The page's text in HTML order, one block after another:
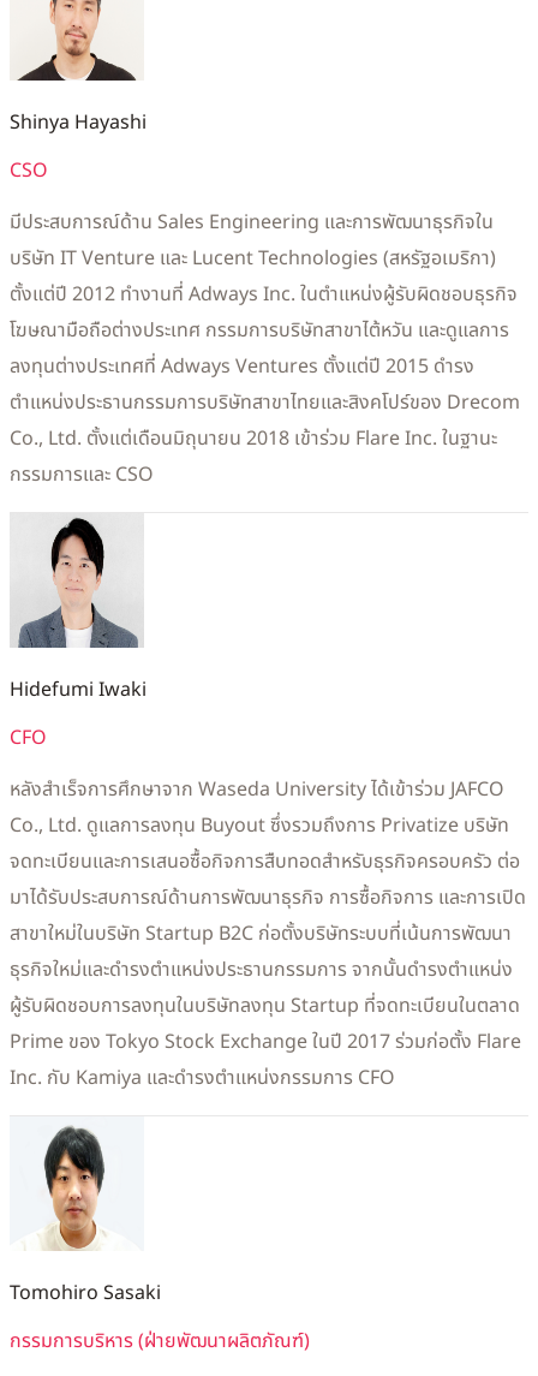
Shinya Hayashi
CSO
มีประสบการณ์ด้าน Sales Engineering และการพัฒนาธุรกิจใน
บริษัท IT Venture และ Lucent Technologies (สหรัฐอเมริกา)
ตั้งแต่ปี 2012 ทำงานที่ Adways Inc. ในตำแหน่งผู้รับผิดชอบธุรกิจ
โฆษณามือถือต่างประเทศ กรรมการบริษัทสาขาไต้หวัน และดูแลการ
ลงทุนต่างประเทศที่ Adways Ventures ตั้งแต่ปี 2015 ดำรง
ตำแหน่งประธานกรรมการบริษัทสาขาไทยและสิงคโปร์ของ Drecom
Co., Ltd. ตั้งแต่เดือนมิถุนายน 2018 เข้าร่วม Flare Inc. ในฐานะ
กรรมการและ CSO
Hidefumi Iwaki
CFO
หลังสำเร็จการศึกษาจาก Waseda University ได้เข้าร่วม JAFCO
Co., Ltd. ดูแลการลงทุน Buyout ซึ่งรวมถึงการ Privatize บริษัท
จดทะเบียนและการเสนอซื้อกิจการสืบทอดสำหรับธุรกิจครอบครัว ต่อ
มาได้รับประสบการณ์ด้านการพัฒนาธุรกิจ การซื้อกิจการ และการเปิด
สาขาใหม่ในบริษัท Startup B2C ก่อตั้งบริษัทระบบที่เน้นการพัฒนา
ธุรกิจใหม่และดำรงตำแหน่งประธานกรรมการ จากนั้นดำรงตำแหน่ง
ผู้รับผิดชอบการลงทุนในบริษัทลงทุน Startup ที่จดทะเบียนในตลาด
Prime ของ Tokyo Stock Exchange ในปี 2017 ร่วมก่อตั้ง Flare
Inc. กับ Kamiya และดำรงตำแหน่งกรรมการ CFO
Tomohiro Sasaki
กรรมการบริหาร (ฝ่ายพัฒนาผลิตภัณฑ์)